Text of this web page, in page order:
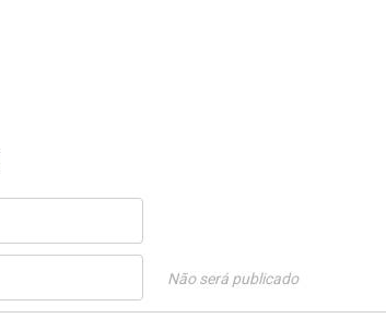
Não será publicado